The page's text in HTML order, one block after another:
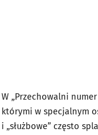
W „Przechowalni
którymi w specjalnym
i „służbowe” często